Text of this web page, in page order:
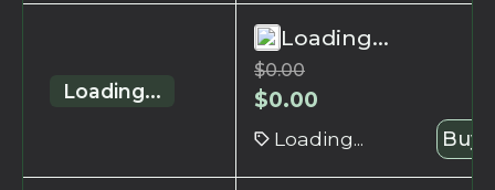
Loading...
Loading...
$0.00
$0.00
Loading... Buy